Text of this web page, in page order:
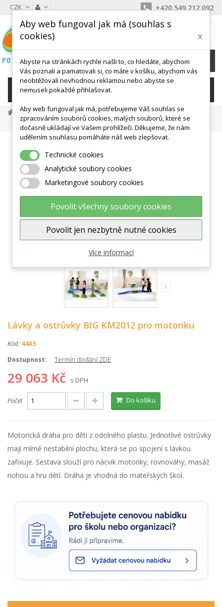
CZK +420 549 212 092
0 Kč
KATEGORIE
Překážkové Dráhy
Plastové Sestavy, Aj.
Lávky A Ostrůvky BIG KM2012 Pro Motoriku
Zobrazit větší
Lávky a ostrůvky BIG KM2012 pro motoriku
Kód: 44A5
Dostupnost: Termín dodání ZDE
29 063 Kč s DPH
Počet Do košíku
Motorická dráha pro děti z odolného plastu. Jednotlivé ostrůvky
mají mírně nestabilní plochu, která se po spojení s lávkou
zafixuje. Sestava slouží pro nácvik motoriky, rovnováhy, masáž
nohou a hru dětí. Dráha je vhodná do mateřských škol.
Aby web fungoval jak má (souhlas s
cookies)
x
Abyste na stránkách rychle našli to, co hledáte, abychom
Vás poznali a pamatovali si, co máte v košíku, abychom vás
neobtěžovali nevhodnou reklamou nebo abyste se
nemuseli pokaždé přihlašovat.
Aby web fungoval jak má, potřebujeme Váš souhlas se
zpracováním souborů cookies, malých souborů, které se
dočasně ukládají ve Vašem prohlížeči. Děkujeme, že nám
udělením souhlasu pomáháte náš web zlepšovat.
Technické cookies
Analytické soubory cookies
Marketingové soubory cookies
Povolit všechny soubory cookies
Povolit jen nezbytně nutné cookies
Více informací